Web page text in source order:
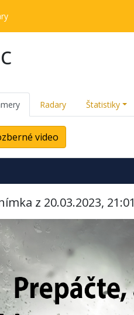
Radary Štatistiky
video
z 20.03.2023, 21:01